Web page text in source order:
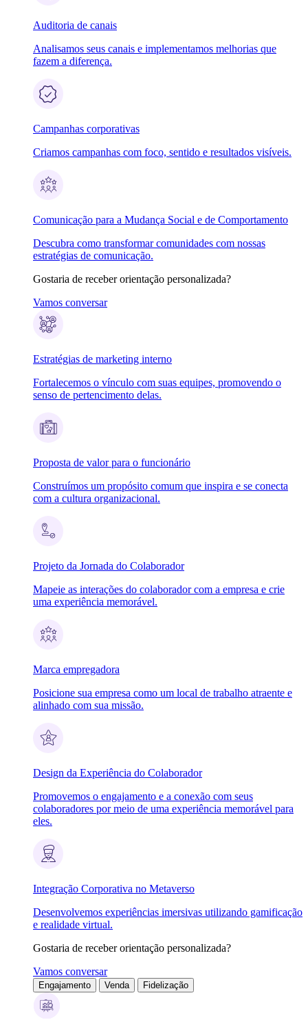
Auditoria de canais
Analisamos seus canais e implementamos melhorias que
fazem a diferença.
Campanhas corporativas
Criamos campanhas com foco, sentido e resultados visíveis.
Comunicação para a Mudança Social e de Comportamento
Descubra como transformar comunidades com nossas
estratégias de comunicação.
Gostaria de receber orientação personalizada?
Vamos conversar
Estratégias de marketing interno
Fortalecemos o vínculo com suas equipes, promovendo o
senso de pertencimento delas.
Proposta de valor para o funcionário
Construímos um propósito comum que inspira e se conecta
com a cultura organizacional.
Projeto da Jornada do Colaborador
Mapeie as interações do colaborador com a empresa e crie
uma experiência memorável.
Marca empregadora
Posicione sua empresa como um local de trabalho atraente e
alinhado com sua missão.
Design da Experiência do Colaborador
Promovemos o engajamento e a conexão com seus
colaboradores por meio de uma experiência memorável para
eles.
Integração Corporativa no Metaverso
Desenvolvemos experiências imersivas utilizando gamificação
e realidade virtual.
Gostaria de receber orientação personalizada?
Vamos conversar
Engajamento Venda Fidelização